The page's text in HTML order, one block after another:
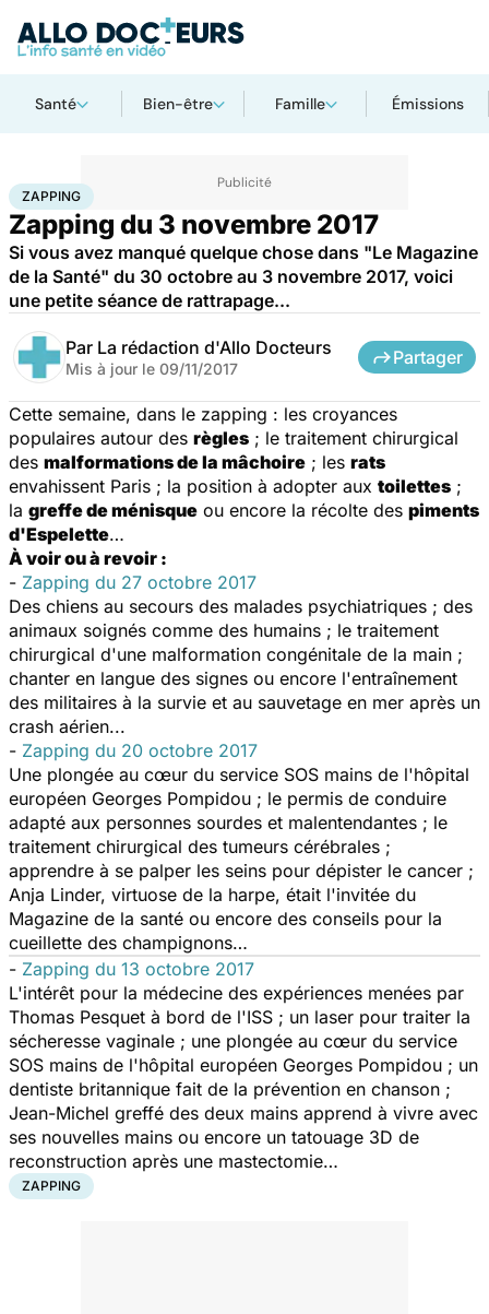
Santé Bien-être Famille Émissions
AccueilSanté
ZAPPING
Zapping du 3 novembre 2017
Si vous avez manqué quelque chose dans "Le Magazine
de la Santé" du 30 octobre au 3 novembre 2017, voici
une petite séance de rattrapage...
Par La rédaction d'Allo Docteurs
Mis à jour le 09/11/2017
Partager
Cette semaine, dans le zapping : les croyances
populaires autour des règles ; le traitement chirurgical
des malformations de la mâchoire ; les rats
envahissent Paris ; la position à adopter aux toilettes ;
la greffe de ménisque ou encore la récolte des piments
d'Espelette…
À voir ou à revoir :
- Zapping du 27 octobre 2017
Des chiens au secours des malades psychiatriques ; des
animaux soignés comme des humains ; le traitement
chirurgical d'une malformation congénitale de la main ;
chanter en langue des signes ou encore l'entraînement
des militaires à la survie et au sauvetage en mer après un
crash aérien...
- Zapping du 20 octobre 2017
Une plongée au cœur du service SOS mains de l'hôpital
européen Georges Pompidou ; le permis de conduire
adapté aux personnes sourdes et malentendantes ; le
traitement chirurgical des tumeurs cérébrales ;
apprendre à se palper les seins pour dépister le cancer ;
Anja Linder, virtuose de la harpe, était l'invitée du
Magazine de la santé ou encore des conseils pour la
cueillette des champignons…
- Zapping du 13 octobre 2017
L'intérêt pour la médecine des expériences menées par
Thomas Pesquet à bord de l'ISS ; un laser pour traiter la
sécheresse vaginale ; une plongée au cœur du service
SOS mains de l'hôpital européen Georges Pompidou ; un
dentiste britannique fait de la prévention en chanson ;
Jean-Michel greffé des deux mains apprend à vivre avec
ses nouvelles mains ou encore un tatouage 3D de
reconstruction après une mastectomie…
ZAPPING